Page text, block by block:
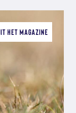
HET MAGAZINE